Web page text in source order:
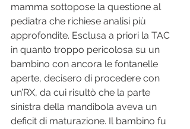
mamma sottopose la questione al
pediatra che richiese analisi più
approfondite. Esclusa a priori la TAC
in quanto troppo pericolosa su un
bambino con ancora le fontanelle
aperte, decisero di procedere con
un’RX, da cui risultò che la parte
sinistra della mandibola aveva un
deficit di maturazione. Il bambino fu